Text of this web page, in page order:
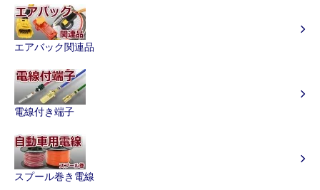
エアバック関連品
電線付き端子
スプール巻き電線